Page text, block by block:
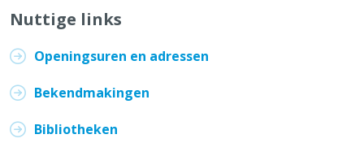
Nuttige links
Openingsuren en adressen
Bekendmakingen
Bibliotheken